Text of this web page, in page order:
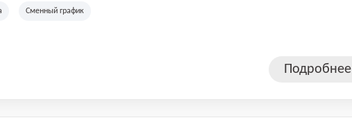
организаций.
Сменный график
Подробнее